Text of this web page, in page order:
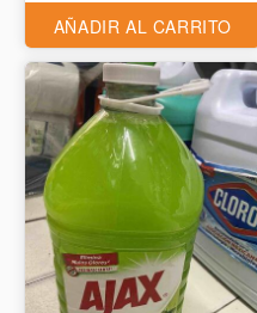
AÑADIR AL CARRITO